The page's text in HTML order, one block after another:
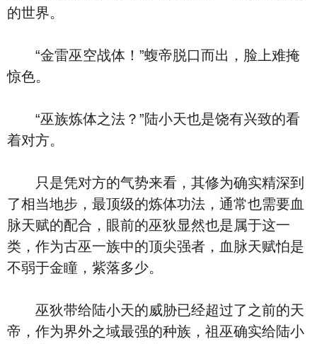
的世界。
“金雷巫空战体！”蝮帝脱口而出，脸上难掩
惊色。
“巫族炼体之法？”陆小天也是饶有兴致的看
着对方。
只是凭对方的气势来看，其修为确实精深到
了相当地步，最顶级的炼体功法，通常也需要血
脉天赋的配合，眼前的巫狄显然也是属于这一
类，作为古巫一族中的顶尖强者，血脉天赋怕是
不弱于金瞳，紫落多少。
巫狄带给陆小天的威胁已经超过了之前的天
帝，作为界外之域最强的种族，祖巫确实给陆小